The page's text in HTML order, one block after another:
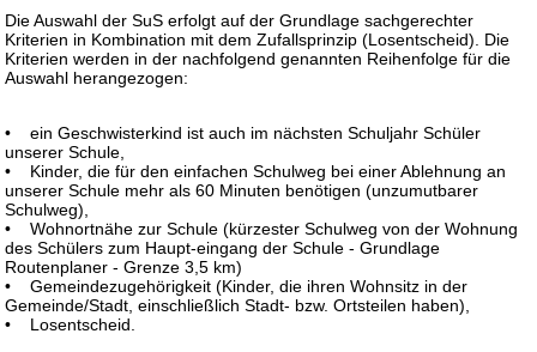
Die Auswahl der SuS erfolgt auf der Grundlage sachgerechter
Kriterien in Kombination mit dem Zufallsprinzip (Losentscheid). Die
Kriterien werden in der nachfolgend genannten Reihenfolge für die
Auswahl herangezogen:
• ein Geschwisterkind ist auch im nächsten Schuljahr Schüler
unserer Schule,
• Kinder, die für den einfachen Schulweg bei einer Ablehnung an
unserer Schule mehr als 60 Minuten benötigen (unzumutbarer
Schulweg),
• Wohnortnähe zur Schule (kürzester Schulweg von der Wohnung
des Schülers zum Haupt-eingang der Schule - Grundlage
Routenplaner - Grenze 3,5 km)
• Gemeindezugehörigkeit (Kinder, die ihren Wohnsitz in der
Gemeinde/Stadt, einschließlich Stadt- bzw. Ortsteilen haben),
• Losentscheid.